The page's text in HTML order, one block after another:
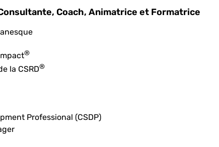
Coach, Animatrice et Formatrice
®
la CSRD®
Professional (CSDP)